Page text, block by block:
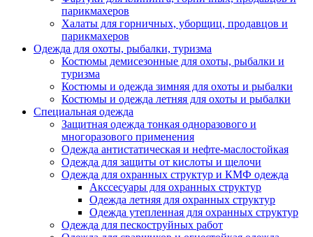
парикмахеров
Халаты для горничных, уборщиц, продавцов и
парикмахеров
Одежда для охоты, рыбалки, туризма
Костюмы демисезонные для охоты, рыбалки и
туризма
Костюмы и одежда зимняя для охоты и рыбалки
Костюмы и одежда летняя для охоты и рыбалки
Специальная одежда
Защитная одежда тонкая одноразового и
многоразового применения
Одежда антистатическая и нефте-маслостойкая
Одежда для защиты от кислоты и щелочи
Одежда для охранных структур и КМФ одежда
Акссесуары для охранных структур
Одежда летняя для охранных структур
Одежда утепленная для охранных структур
Одежда для пескоструйных работ